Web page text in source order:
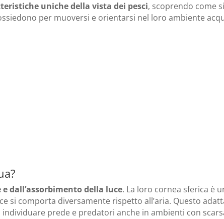
uniche della vista dei pesci, scoprendo come
per muoversi e orientarsi nel loro ambiente
dall’assorbimento della luce. La loro cornea sferica è
si comporta diversamente rispetto all’aria. Questo
prede e predatori anche in ambienti con